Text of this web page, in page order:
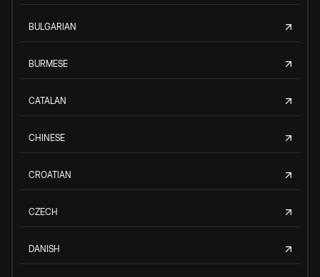
BULGARIAN
BURMESE
CATALAN
CHINESE
CROATIAN
CZECH
DANISH